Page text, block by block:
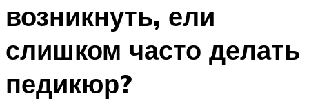
возникнуть, ели
слишком часто делать
педикюр?